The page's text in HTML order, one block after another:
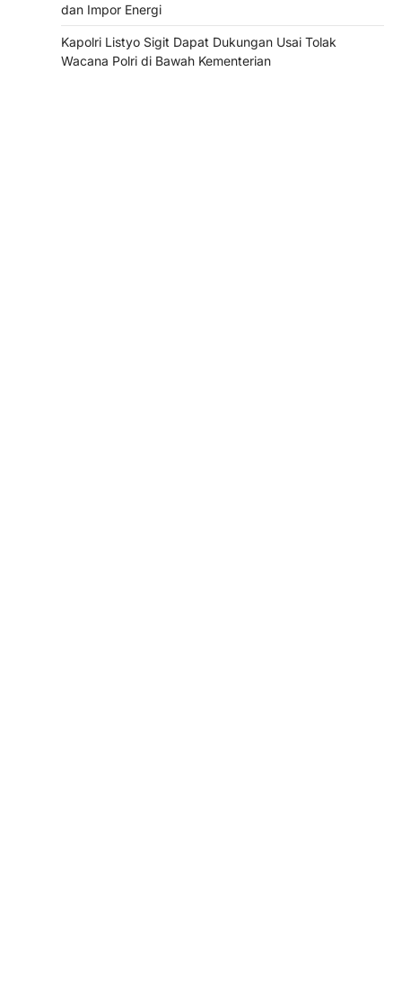
dan Impor Energi
Kapolri Listyo Sigit Dapat Dukungan Usai Tolak
Wacana Polri di Bawah Kementerian